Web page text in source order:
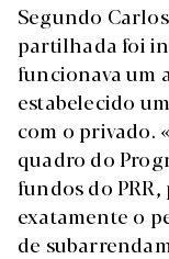
Segundo
partilhada foi
funcionava um
estabelecido
com o privado.
quadro do
fundos do
exatamente o
de